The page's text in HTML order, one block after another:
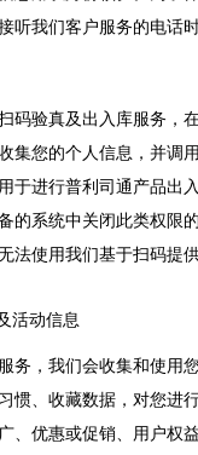
听我们客户服务的电话
码验真及出入库服务，
集您的个人信息，并调
于进行普利司通产品出
的系统中关闭此类权限
法使用我们基于扫码提
活动信息
务，我们会收集和使用
惯、收藏数据，对您进
、优惠或促销、用户权